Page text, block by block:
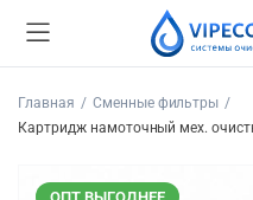
Главная
Сменные фильтры
Картридж намоточный мех.